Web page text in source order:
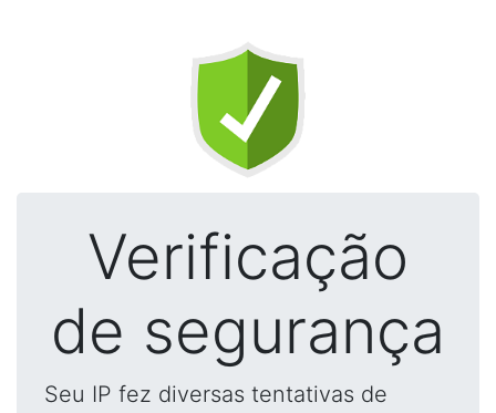
Verificação
de segurança
Seu IP fez diversas tentativas de